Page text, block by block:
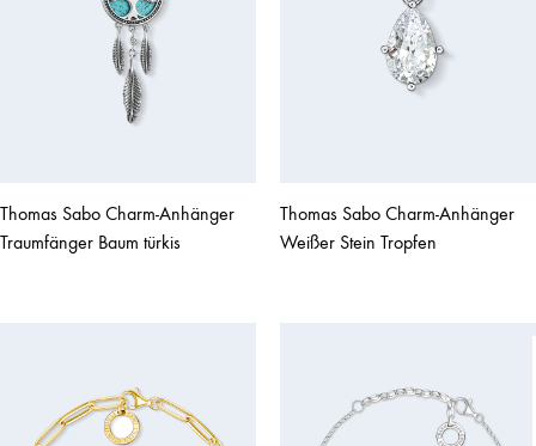
Thomas Sabo Charm-Anhänger
Traumfänger Baum türkis
Thomas Sabo Charm-Anhänger
Weißer Stein Tropfen